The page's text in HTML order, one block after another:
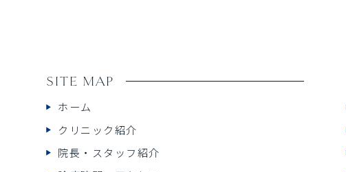
SITE MAP
ホーム
クリニック紹介
院長・スタッフ紹介